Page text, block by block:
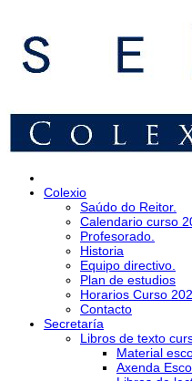
Colexio
Saúdo do Reitor.
Calendario curso
Profesorado.
Historia
Equipo directivo.
Plan de estudios
Horarios Curso
Contacto
Secretaría
Libros de texto
Material
Axenda